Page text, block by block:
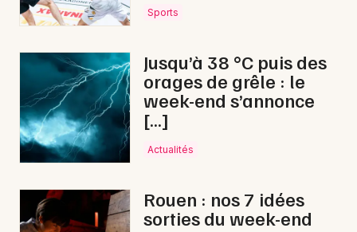
Sports
Jusqu’à 38 °C puis des
orages de grêle : le
week-end s’annonce
[…]
Actualités
Rouen : nos 7 idées
sorties du week-end